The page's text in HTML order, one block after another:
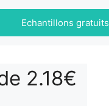
Echantillons gratuits
2.18€